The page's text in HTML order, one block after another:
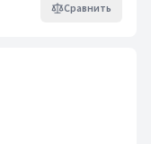
Сравнить